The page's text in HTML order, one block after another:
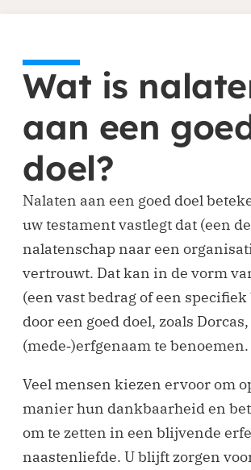
Wat is
aan een
doel?
Nalaten aan een goed doel
uw testament vastlegt dat (een
nalatenschap naar een
vertrouwt. Dat kan in de vorm
(een vast bedrag of een
door een goed doel, zoals Dorcas,
(mede‑)erfgenaam te benoemen.
Veel mensen kiezen ervoor om
manier hun dankbaarheid en
om te zetten in een blijvende
naastenliefde. U blijft zorgen